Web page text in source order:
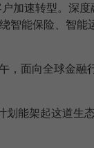
加速转型。深
智能保险、智
面向全球金融
能架起这道生